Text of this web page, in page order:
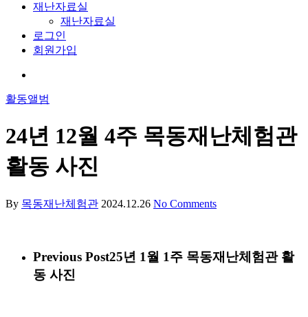
재난자료실
재난자료실
로그인
회원가입
활동앨범
24년 12월 4주 목동재난체험관
활동 사진
By 목동재난체험관 2024.12.26 No Comments
Previous Post25년 1월 1주 목동재난체험관 활
동 사진